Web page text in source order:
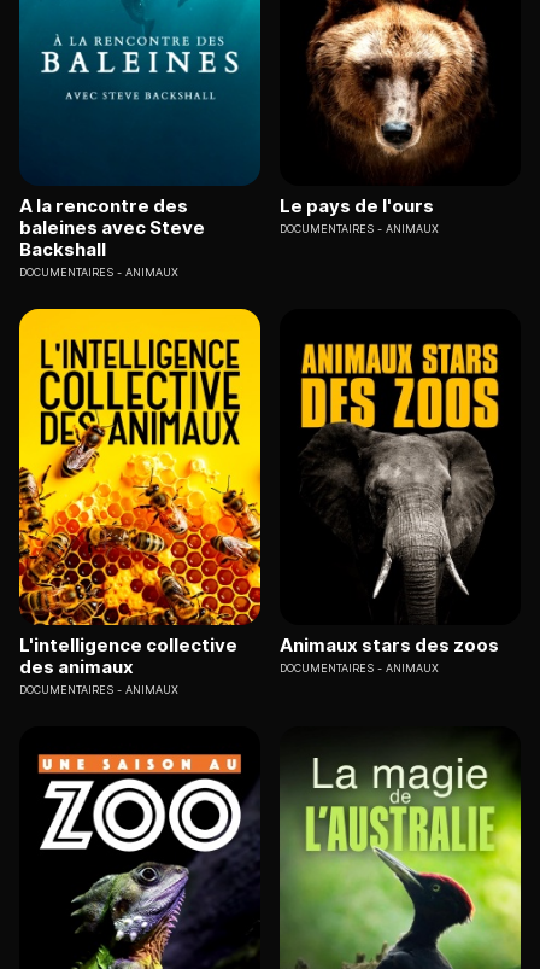
A la rencontre des
baleines avec Steve
Backshall
DOCUMENTAIRES ANIMAUX
Le pays de l'ours
DOCUMENTAIRES ANIMAUX
L'intelligence collective
des animaux
DOCUMENTAIRES ANIMAUX
Animaux stars des zoos
DOCUMENTAIRES ANIMAUX